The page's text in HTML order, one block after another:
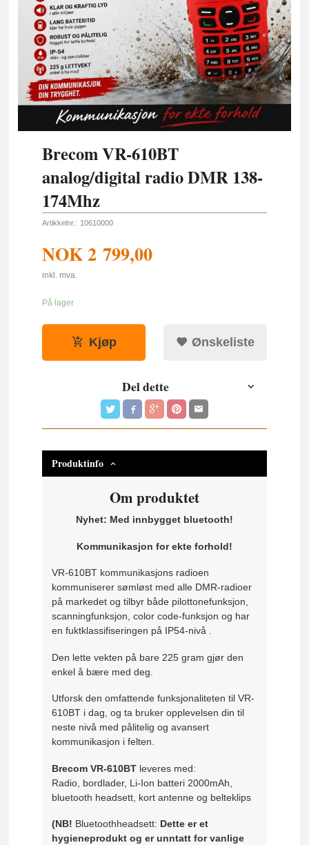
Brecom VR-610BT
analog/digital radio DMR 138-
174Mhz
Artikkelnr.: 10610000
NOK2 799,00
inkl. mva.
På lager
Kjøp Ønskeliste
Del dette
Produktinfo
Om produktet
Nyhet: Med innbygget bluetooth!
Kommunikasjon for ekte forhold!
VR-610BT kommunikasjons radioen
kommuniserer sømløst med alle DMR-radioer
på markedet og tilbyr både pilottonefunksjon,
scanningfunksjon, color code-funksjon og har
en fuktklassifiseringen på IP54-nivå .
Den lette vekten på bare 225 gram gjør den
enkel å bære med deg.
Utforsk den omfattende funksjonaliteten til VR-
610BT i dag, og ta bruker opplevelsen din til
neste nivå med pålitelig og avansert
kommunikasjon i felten.
Brecom VR-610BT leveres med:
Radio, bordlader, Li-Ion batteri 2000mAh,
bluetooth headsett, kort antenne og belteklips
(NB! Bluetoothheadsett: Dette er et
hygieneprodukt og er unntatt for vanlige